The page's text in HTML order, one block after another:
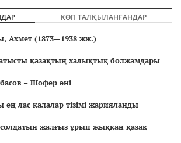
КӨП ТАЛҚЫЛАНҒАНДАР
Ахмет (1873—1938 жж.)
қазақтың халықтық болжамдары
– Шофер әні
ең лас қалалар тізімі жарияланды
жалғыз ұрып жыққан қазақ